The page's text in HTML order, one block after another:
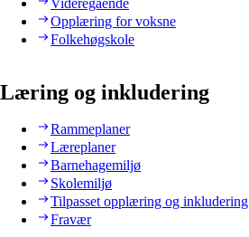
Videregående
Opplæring for voksne
Folkehøgskole
Læring og inkludering
Rammeplaner
Læreplaner
Barnehagemiljø
Skolemiljø
Tilpasset opplæring og inkludering
Fravær